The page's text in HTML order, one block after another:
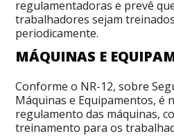
regulamentadoras e prevê
trabalhadores sejam
periodicamente.
MÁQUINAS E
Conforme o NR-12, sobre
Máquinas e Equipamentos, é
regulamento das máquinas,
treinamento para os